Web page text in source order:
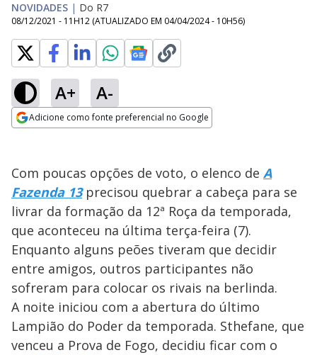
NOVIDADES | Do R7
08/12/2021 - 11H12 (ATUALIZADO EM 04/04/2024 - 10H56)
A+ A-
Adicione como fonte preferencial no Google
Com poucas opções de voto, o elenco de A
Fazenda 13precisou quebrar a cabeça para se
livrar da formação da 12ª Roça da temporada,
que aconteceu na última terça-feira (7).
Enquanto alguns peões tiveram que decidir
entre amigos, outros participantes não
sofreram para colocar os rivais na berlinda.
A noite iniciou com a abertura do último
Lampião do Poder da temporada. Sthefane, que
venceu a Prova de Fogo, decidiu ficar com o